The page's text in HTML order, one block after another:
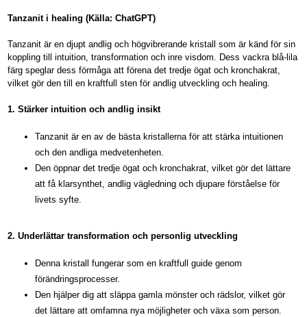
Tanzanit i healing (Källa: ChatGPT)
Tanzanit är en djupt andlig och högvibrerande kristall som är känd för sin
koppling till intuition, transformation och inre visdom. Dess vackra blå-lila
färg speglar dess förmåga att förena det tredje ögat och kronchakrat,
vilket gör den till en kraftfull sten för andlig utveckling och healing.
1. Stärker intuition och andlig insikt
Tanzanit är en av de bästa kristallerna för att stärka intuitionen
och den andliga medvetenheten.
Den öppnar det tredje ögat och kronchakrat, vilket gör det lättare
att få klarsynthet, andlig vägledning och djupare förståelse för
livets syfte.
2. Underlättar transformation och personlig utveckling
Denna kristall fungerar som en kraftfull guide genom
förändringsprocesser.
Den hjälper dig att släppa gamla mönster och rädslor, vilket gör
det lättare att omfamna nya möjligheter och växa som person.